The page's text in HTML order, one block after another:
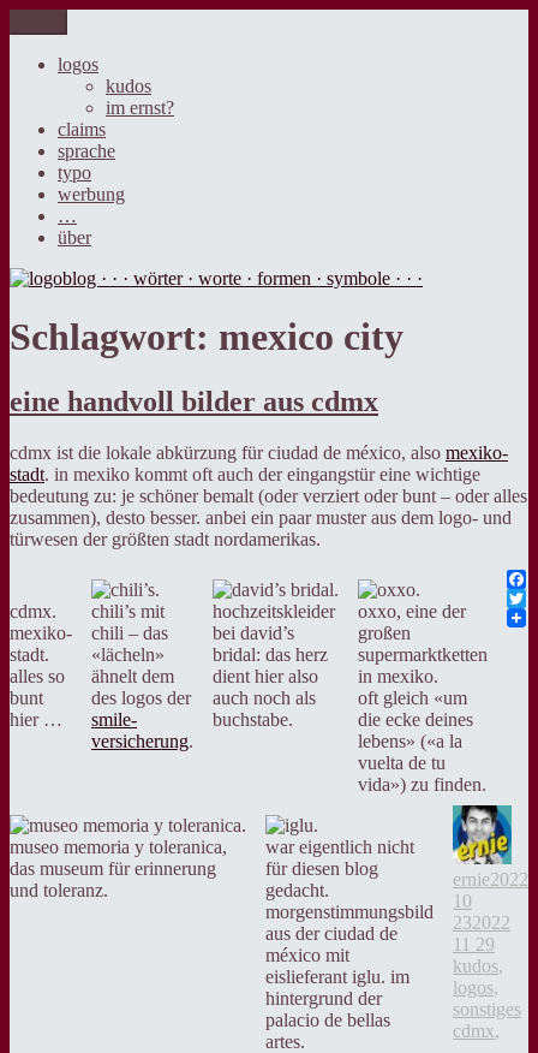
Inhalt
springen
logoblog · · · wörter · worte · formen · symbole · · ·
der blog über sprache, design und werbung.
logos
kudos
im ernst?
claims
sprache
typo
werbung
…
über
Schlagwort: mexico city
eine handvoll bilder aus cdmx
cdmx ist die lokale abkürzung für ciudad de méxico, also mexiko-
stadt. in mexiko kommt oft auch der eingangstür eine wichtige
bedeutung zu: je schöner bemalt (oder verziert oder bunt – oder alles
zusammen), desto besser. anbei ein paar muster aus dem logo- und
türwesen der größten stadt nordamerikas.
cdmx.
mexiko-
stadt.
alles so
bunt
hier …
chili’s mit
chili – das
«lächeln»
ähnelt dem
des logos der
smile-
versicherung.
hochzeitskleider
bei david’s
bridal: das herz
dient hier also
auch noch als
buchstabe.
oxxo, eine der
großen
supermarktketten
in mexiko.
oft gleich «um
die ecke deines
lebens» («a la
vuelta de tu
vida») zu finden.
museo memoria y toleranica,
das museum für erinnerung
und toleranz.
war eigentlich nicht
für diesen blog
gedacht.
morgenstimmungsbild
aus der ciudad de
méxico mit
eislieferant iglu. im
hintergrund der
palacio de bellas
artes.
ernie2022
10
232022
11 29
kudos,
logos,
sonstiges
cdmx,